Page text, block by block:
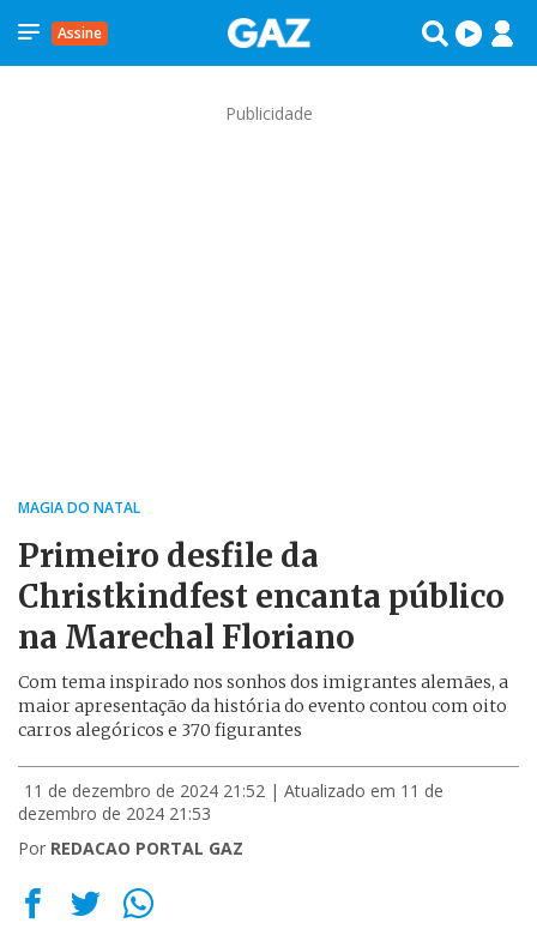
Assine
Publicidade
MAGIA DO NATAL
Primeiro desfile da
Christkindfest encanta público
na Marechal Floriano
Com tema inspirado nos sonhos dos imigrantes alemães, a
maior apresentação da história do evento contou com oito
carros alegóricos e 370 figurantes
11 de dezembro de 2024 21:52 | Atualizado em 11 de
dezembro de 2024 21:53
Por REDACAO PORTAL GAZ